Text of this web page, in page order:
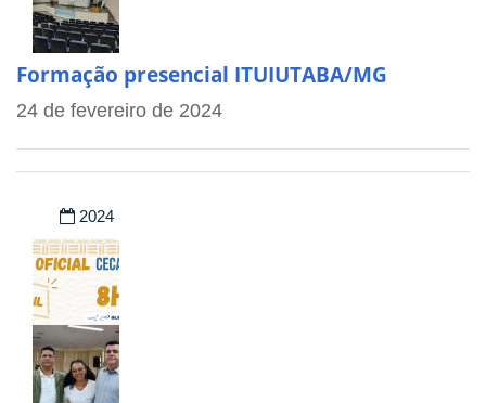
Formação presencial ITUIUTABA/MG
24 de fevereiro de 2024
2024